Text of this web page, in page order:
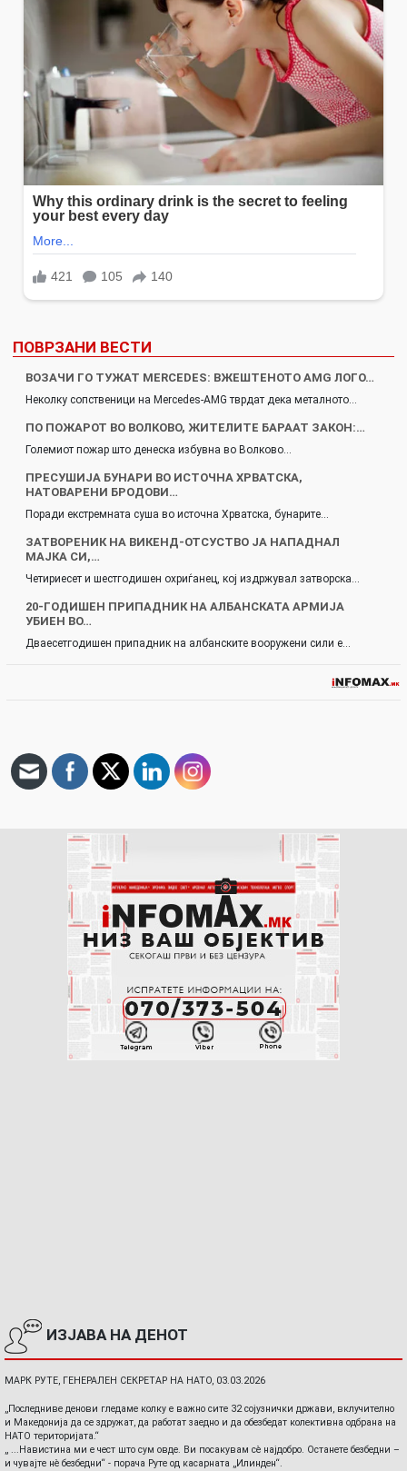
ПОВРЗАНИ ВЕСТИ
ВОЗАЧИ ГО ТУЖАТ MERCEDES: ВЖЕШТЕНОТО AMG ЛОГО…
Неколку сопственици на Mercedes-AMG тврдат дека металното…
ПО ПОЖАРОТ ВО ВОЛКОВО, ЖИТЕЛИТЕ БАРААТ ЗАКОН:…
Големиот пожар што денеска избувна во Волково…
ПРЕСУШИЈА БУНАРИ ВО ИСТОЧНА ХРВАТСКА,
НАТОВАРЕНИ БРОДОВИ…
Поради екстремната суша во источна Хрватска, бунарите…
ЗАТВОРЕНИК НА ВИКЕНД-ОТСУСТВО ЈА НАПАДНАЛ
МАЈКА СИ,…
Четириесет и шестгодишен охриѓанец, кој издржувал затворска…
20-ГОДИШЕН ПРИПАДНИК НА АЛБАНСКАТА АРМИЈА
УБИЕН ВО…
Дваесетгодишен припадник на албанските вооружени сили е…
ИЗЈАВА НА ДЕНОТ
МАРК РУТЕ, ГЕНЕРАЛЕН СЕКРЕТАР НА НАТО, 03.03.2026
„Последниве денови гледаме колку е важно сите 32 сојузнички држави, вклучително
и Македонија да се здружат, да работат заедно и да обезбедат колективна одбрана на
НАТО територијата.“
„ ...Навистина ми е чест што сум овде. Ви посакувам сè најдобро. Останете безбедни –
и чувајте нè безбедни“ - порача Руте од касарната „Илинден“.